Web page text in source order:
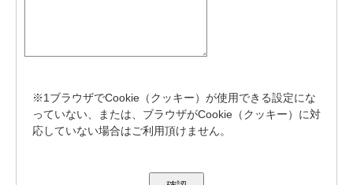
※1ブラウザでCookie（クッキー）が使用できる設定にな
っていない、または、ブラウザがCookie（クッキー）に対
応していない場合はご利用頂けません。